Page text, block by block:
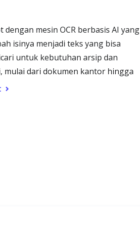
mesin OCR berbasis AI yang
isinya menjadi teks yang bisa
untuk kebutuhan arsip dan
mulai dari dokumen kantor hingga